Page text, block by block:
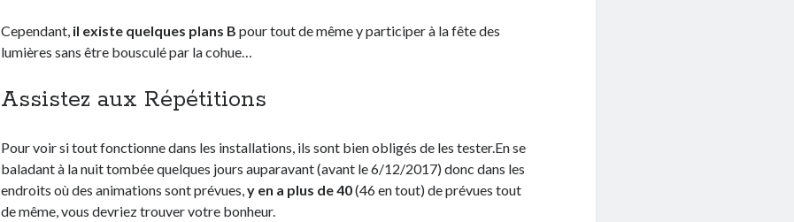
Cependant, il existe quelques plans B pour tout de même y participer à la fête des
lumières sans être bousculé par la cohue…
Assistez aux Répétitions
Pour voir si tout fonctionne dans les installations, ils sont bien obligés de les tester.En se
baladant à la nuit tombée quelques jours auparavant (avant le 6/12/2017) donc dans les
endroits où des animations sont prévues,y en a plus de 40(46 en tout) de prévues tout
de même, vous devriez trouver votre bonheur.